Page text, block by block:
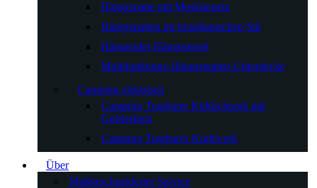
Hängematte mit Moskitonetz
Hängematten im brasilianischen Stil
Hängender Hängesessel
Multifunktions-Hängematten-Unterdecke
Camping elektrisch
Camping Tragbarer Kühlschrank mit
Gefrierfach
Camping Tragbares Kraftwerk
Über
Maßgeschneiderter Service